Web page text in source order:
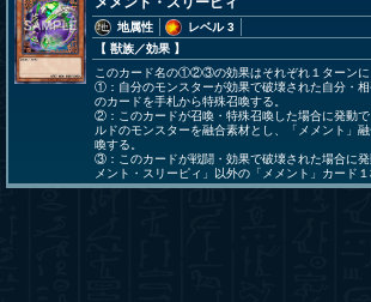
地属性
レベル 3
【 獣族／効果 】
このカード名の①②③の効果はそれぞれ１ターンに
①：自分のモンスターが効果で破壊された自分・相
のカードを手札から特殊召喚する。
②：このカードが召喚・特殊召喚した場合に発動
ルドのモンスターを融合素材とし、「メメント」
喚する。
③：このカードが戦闘・効果で破壊された場合に
メント・スリーピィ」以外の「メメント」カード１